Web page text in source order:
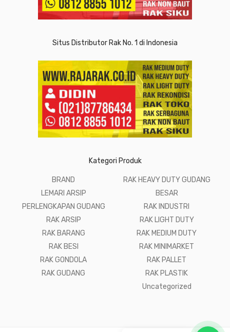
Situs Distributor Rak No. 1 di Indonesia
Kategori Produk
BRAND
LEMARI ARSIP
PERLENGKAPAN GUDANG
RAK ARSIP
RAK BARANG
RAK BESI
RAK GONDOLA
RAK GUDANG
RAK HEAVY DUTY GUDANG
BESAR
RAK INDUSTRI
RAK LIGHT DUTY
RAK MEDIUM DUTY
RAK MINIMARKET
RAK PALLET
RAK PLASTIK
Uncategorized